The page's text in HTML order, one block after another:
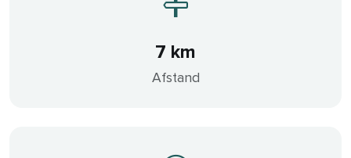
7 km
Afstand